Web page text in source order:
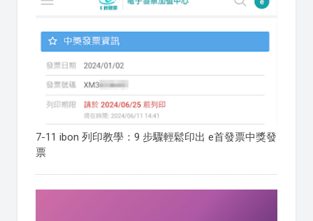
7-11 ibon 列印教學：9 步驟輕鬆印出 e首發票中獎發
票